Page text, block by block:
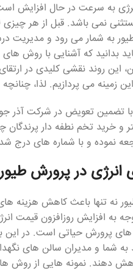
به سرعت در حال
نمی باشد. قبل از هر
به شمار می رود و مدیریت
که آشنایی با روش های
روند نقشی کلیدی در ارتقای
می پردازیم. لذا، چنانچه
تضمین تعویض در شرکت آذر
و خرید تخم نطفه دار پرندگان
نموده و با شماره های درج
در پرورش طیور
نه تنها باعث کاهش
توجه به افزایش روزافزون
پرورش حیاتی است. در این
شما و مدیران سالن های
دهند. نمونه هایی از روش